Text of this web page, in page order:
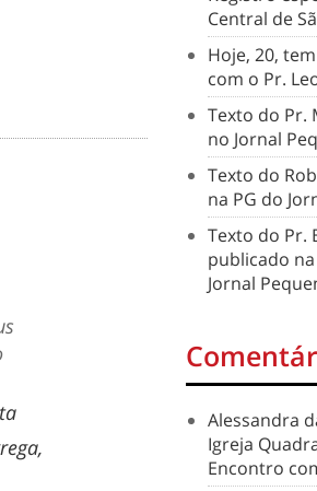
Central de
Hoje, 20,
com o Pr.
Texto do Pr.
no Jornal
Texto do
na PG do
Texto do Pr.
publicado
Jornal
Alessandra
Igreja
Encontro